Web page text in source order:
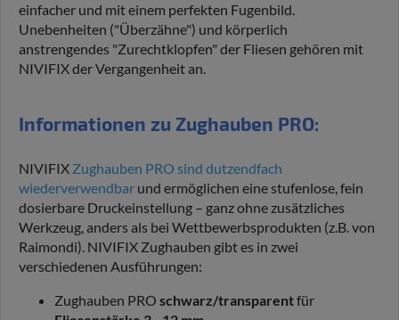
einfacher und mit einem perfekten Fugenbild.
Unebenheiten ("Überzähne") und körperlich
anstrengendes "Zurechtklopfen" der Fliesen gehören mit
NIVIFIX der Vergangenheit an.
Informationen zu Zughauben PRO:
NIVIFIX Zughauben PRO sind dutzendfach
wiederverwendbar und ermöglichen eine stufenlose, fein
dosierbare Druckeinstellung – ganz ohne zusätzliches
Werkzeug, anders als bei Wettbewerbsprodukten (z.B. von
Raimondi). NIVIFIX Zughauben gibt es in zwei
verschiedenen Ausführungen:
Zughauben PRO schwarz/transparentfür